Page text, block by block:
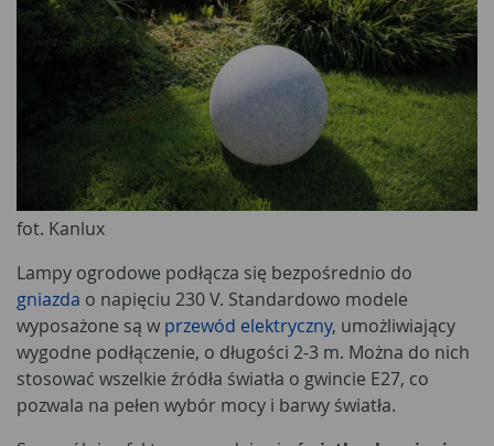
fot. Kanlux
Lampy ogrodowe podłącza się bezpośrednio do
gniazda o napięciu 230 V. Standardowo modele
wyposażone są w przewód elektryczny, umożliwiający
wygodne podłączenie, o długości 2-3 m. Można do nich
stosować wszelkie źródła światła o gwincie E27, co
pozwala na pełen wybór mocy i barwy światła.